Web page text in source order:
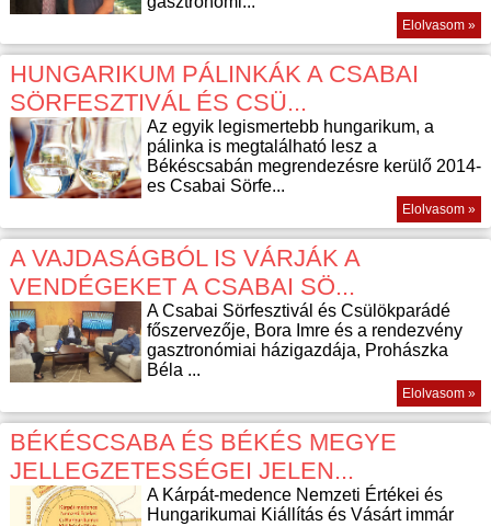
Elolvasom »
HUNGARIKUM PÁLINKÁK A CSABAI
SÖRFESZTIVÁL ÉS CSÜ...
Az egyik legismertebb hungarikum, a
pálinka is megtalálható lesz a
Békéscsabán megrendezésre kerülő 2014-
es Csabai Sörfe...
Elolvasom »
A VAJDASÁGBÓL IS VÁRJÁK A
VENDÉGEKET A CSABAI SÖ...
A Csabai Sörfesztivál és Csülökparádé
főszervezője, Bora Imre és a rendezvény
gasztronómiai házigazdája, Prohászka
Béla ...
Elolvasom »
BÉKÉSCSABA ÉS BÉKÉS MEGYE
JELLEGZETESSÉGEI JELEN...
A Kárpát-medence Nemzeti Értékei és
Hungarikumai Kiállítás és Vásárt immár